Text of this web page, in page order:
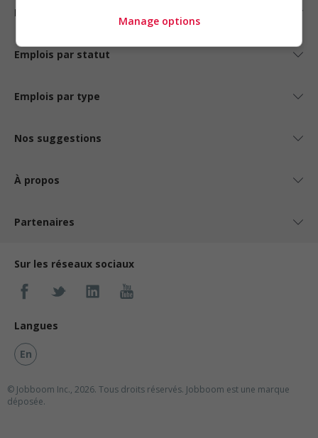
Emplois par secteur
Emplois par statut
Emplois par type
Nos suggestions
À propos
Partenaires
Sur les réseaux sociaux
Langues
En
© Jobboom Inc., 2026. Tous droits réservés. Jobboom est une marque
déposée.
Manage options